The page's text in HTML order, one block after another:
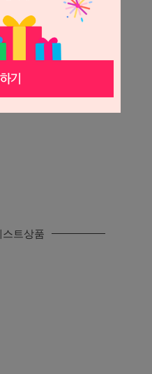
트상품